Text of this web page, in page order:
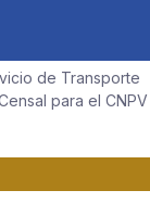
de Transporte
para el CNPV